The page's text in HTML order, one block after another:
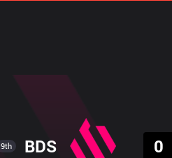
9th BDS
0